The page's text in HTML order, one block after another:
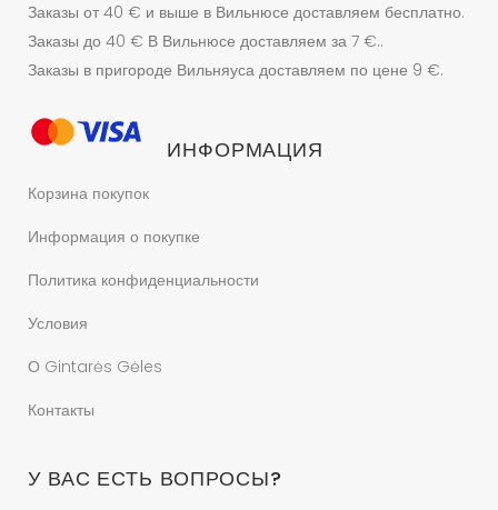
Заказы от 40 € и выше в Вильнюсе доставляем бесплатно.
Заказы до 40 € В Вильнюсе доставляем за 7 €..
Заказы в пригороде Вильняуса доставляем по цене 9 €.
ИНФОРМАЦИЯ
Корзина покупок
Информация о покупке
Политика конфиденциальности
Условия
О Gintarės Gėles
Контакты
У ВАС ЕСТЬ ВОПРОСЫ?